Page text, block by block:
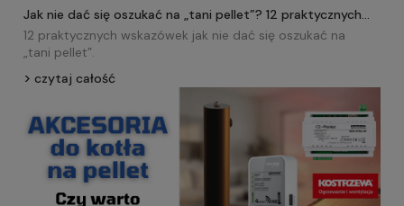
Jak nie dać się oszukać na „tani pellet”? 12 praktycznych
wskazówek!
12 praktycznych wskazówek jak nie dać się oszukać na
„tani pellet”.
czytaj całość